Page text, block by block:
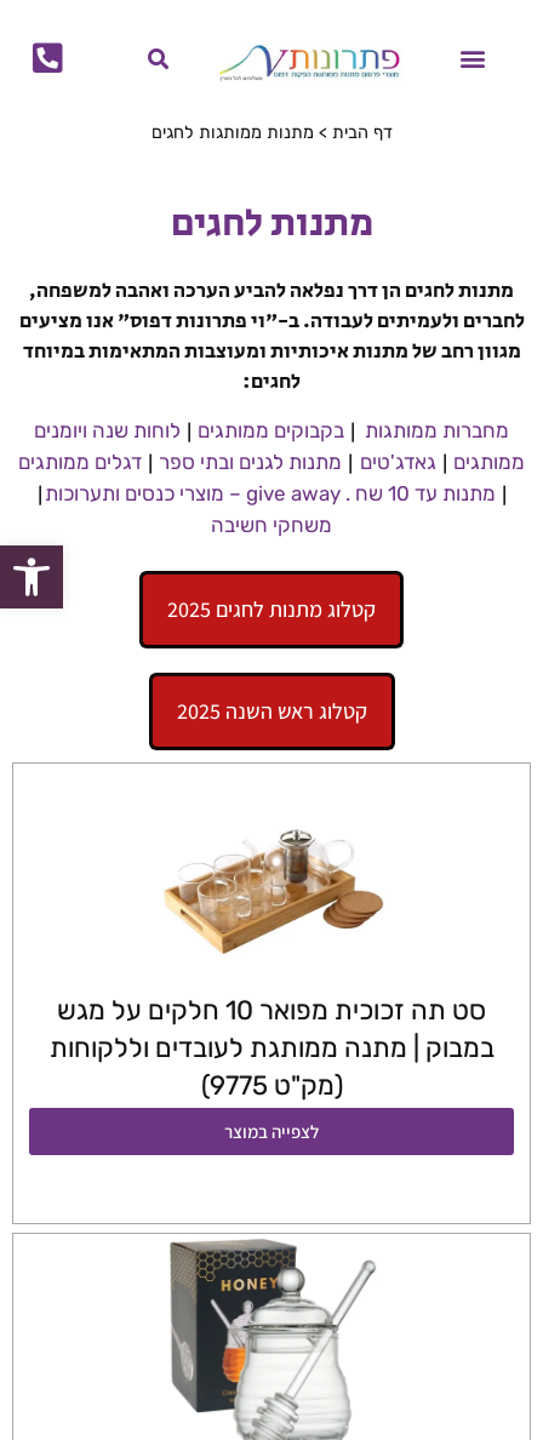
דף הבית > מתנות ממותגות לחגים
מתנות לחגים
מתנות לחגים הן דרך נפלאה להביע הערכה ואהבה למשפחה,
לחברים ולעמיתים לעבודה. ב-"וי פתרונות דפוס" אנו מציעים
מגוון רחב של מתנות איכותיות ומעוצבות המתאימות במיוחד
לחגים:
מחברות ממותגות | בקבוקים ממותגים | לוחות שנה ויומנים
ממותגים | גאדג'טים | מתנות לגנים ובתי ספר | דגלים ממותגים
| מתנות עד 10 שח . give away – מוצרי כנסים ותערוכות |
משחקי חשיבה
קטלוג מתנות לחגים 2025
קטלוג ראש השנה 2025
סט תה זכוכית מפואר 10 חלקים על מגש
במבוק | מתנה ממותגת לעובדים וללקוחות
(מק"ט 9775)
לצפייה במוצר
פתח